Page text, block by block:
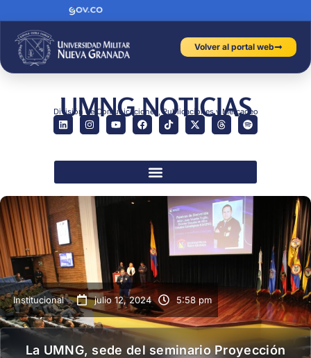
Volver al portal web
UMNG NOTICIAS
División de Comunicaciones, Publicaciones y Mercadeo
Institucional julio 12, 2024 5:58 pm
La UMNG, sede del seminario Proyección